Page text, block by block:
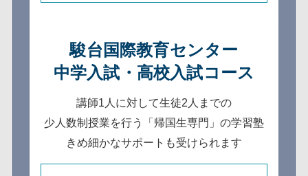
駿台国際教育センター
中学入試・高校入試コース
講師1人に対して生徒2人までの
少人数制授業を行う「帰国生専門」の学習塾
きめ細かなサポートも受けられます